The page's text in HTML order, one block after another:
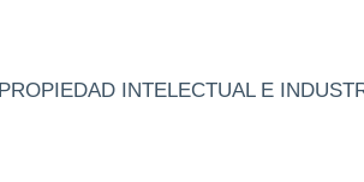
PROPIEDAD INTELECTUAL E